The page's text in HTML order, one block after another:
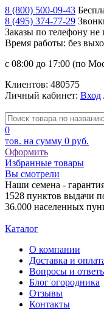
8 (800) 500-09-43
8 (495) 374-77-29
Заказы по телефону не
Время работы: без
с 08:00 до 17:00 (по
Клиентов: 480575
Личный кабинет: Вход
0
тов. на сумму 0 руб.
Оформить
Избранные товары
Вы смотрели
Наши семена -
1528 пунктов выдачи
36.000 населенных
Каталог
О компании
Доставка и
Вопросы и
Блог огородника
Отзывы
Контакты